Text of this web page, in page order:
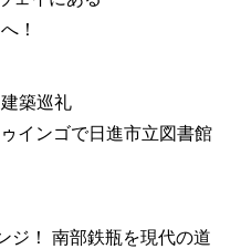
！
築巡礼
インゴで日進市立図書館
ジ！ 南部鉄瓶を現代の道